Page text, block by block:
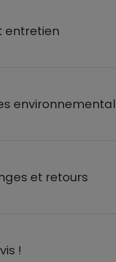
entretien
et retours
!